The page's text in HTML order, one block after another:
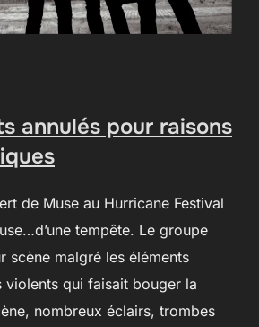
annulés pour raisons
de Muse au Hurricane Festival
tempête. Le groupe
scène malgré les éléments
violents qui faisait bouger la
nombreux éclairs, trombes